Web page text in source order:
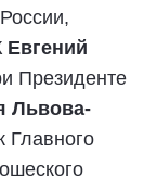
Евгений
Президенте
Львова-
Главного